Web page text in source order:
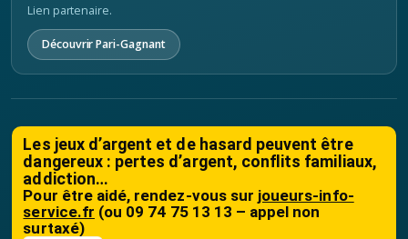
Lien partenaire.
Découvrir Pari-Gagnant
Les jeux d’argent et de hasard peuvent être
dangereux : pertes d’argent, conflits familiaux,
addiction…
Pour être aidé, rendez-vous sur joueurs-info-
service.fr (ou 09 74 75 13 13 – appel non
surtaxé)